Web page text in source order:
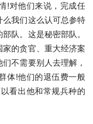
!对他们来说，完成任
我们这么认可总参特
队。这是秘密部队。
的贪官、重大经济案
不需要别人去理解，
体!他们的退伍费一般
看出他和常规兵种的